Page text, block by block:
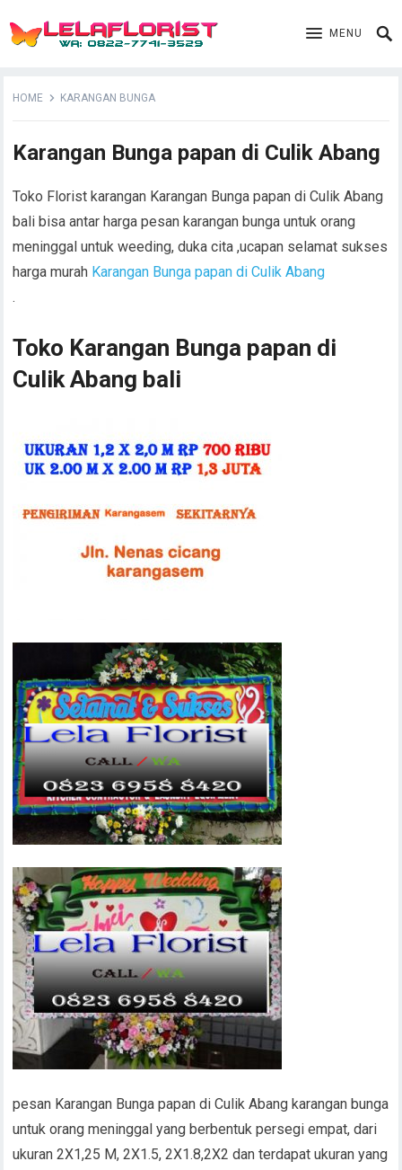
MENU
HOME KARANGAN BUNGA
Karangan Bunga papan di Culik Abang
Toko Florist karangan Karangan Bunga papan di Culik Abang
bali bisa antar harga pesan karangan bunga untuk orang
meninggal untuk weeding, duka cita ,ucapan selamat sukses
harga murah Karangan Bunga papan di Culik Abang
.
Toko Karangan Bunga papan di
Culik Abang bali
pesan Karangan Bunga papan di Culik Abang karangan bunga
untuk orang meninggal yang berbentuk persegi empat, dari
ukuran 2X1,25 M, 2X1.5, 2X1.8,2X2 dan terdapat ukuran yang